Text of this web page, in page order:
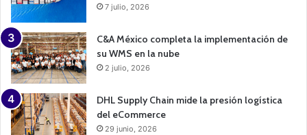
7 julio, 2026
C&A México completa la implementación de
su WMS en la nube
2 julio, 2026
DHL Supply Chain mide la presión logística
del eCommerce
29 junio, 2026